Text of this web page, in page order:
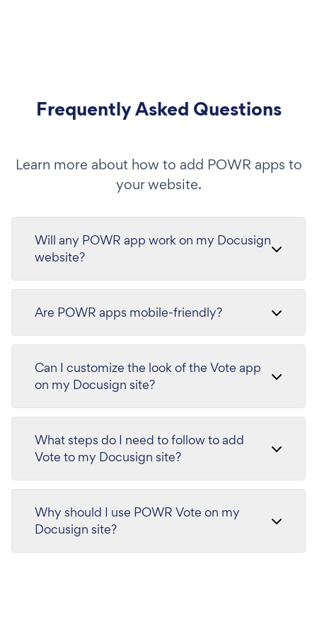
Frequently Asked Questions
Learn more about how to add POWR apps to
your website.
Will any POWR app work on my Docusign
website?
Are POWR apps mobile-friendly?
Can I customize the look of the Vote app
on my Docusign site?
What steps do I need to follow to add
Vote to my Docusign site?
Why should I use POWR Vote on my
Docusign site?